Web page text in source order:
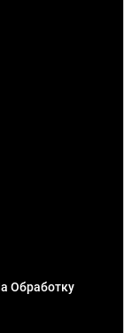
Обработку